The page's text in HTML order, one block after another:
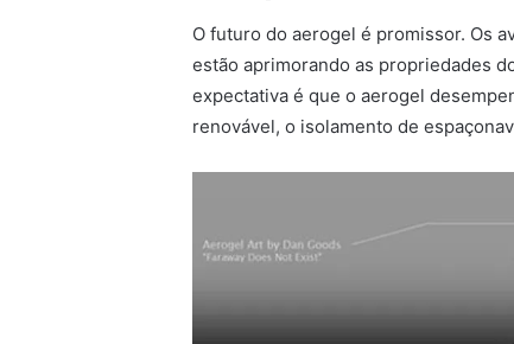
O futuro do aerogel é promissor. Os
estão aprimorando as propriedades
expectativa é que o aerogel
renovável, o isolamento de